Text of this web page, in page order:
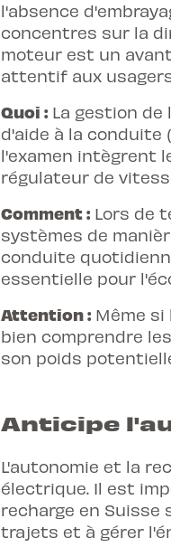
l'absence
concentres sur la
moteur est un
attentif aux
Quoi : La gestion
d'aide à la conduite
l'examen intègrent
régulateur de
Comment : Lors de
systèmes de
conduite
essentielle pour
Attention : Même
bien comprendre
son poids
Anticipe
L'autonomie et la
électrique. Il est
recharge en
trajets et à gérer